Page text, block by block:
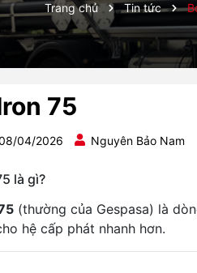
Trang chủ Tin tức
75
04/2026 Nguyên Bảo Nam
là gì?
(thường của Gespasa) là
hệ cấp phát nhanh hơn.